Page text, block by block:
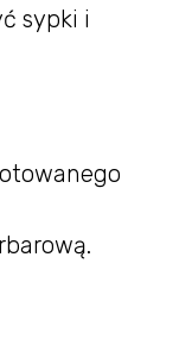
sypki i